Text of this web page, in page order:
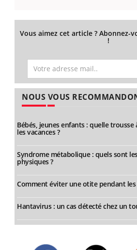
Vous aimez cet article ? Abonnez-
!
NOUS VOUS
Bébés, jeunes enfants : quelle
les vacances ?
Syndrome métabolique : quels sont
physiques ?
Comment éviter une otite pendant les
Hantavirus : un cas détecté chez un